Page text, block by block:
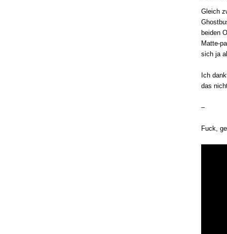
Gleich
beiden
Matte-
sich ja
Ich
das
–
Fuck,